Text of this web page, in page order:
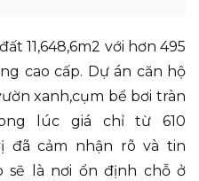
11,648,6m2 với hơn 495
cao cấp. Dự án căn hộ
xanh,cụm bể bơi tràn
lúc giá chỉ từ 610
đã cảm nhận rõ và tin
sẽ là nơi ổn định chỗ ở